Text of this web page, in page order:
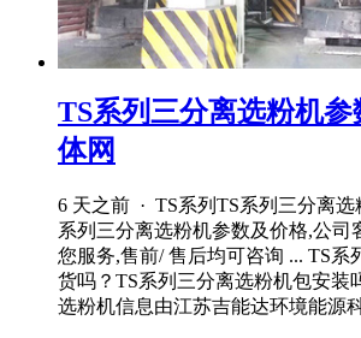
TS系列三分离选粉机
体网
6 天之前 · TS系列TS系列三分离选
系列三分离选粉机参数及价格,公司
您服务,售前/ 售后均可咨询 ... TS系
货吗？TS系列三分离选粉机包安装
选粉机信息由江苏吉能达环境能源